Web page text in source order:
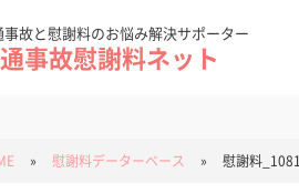
事故と慰謝料のお悩み解決サポーター
事故慰謝料ネット
» 慰謝料データーベース » 慰謝料_1081